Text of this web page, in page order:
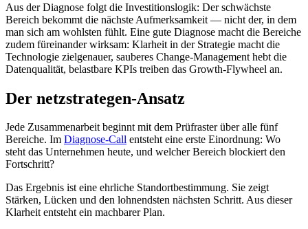
Aus der Diagnose folgt die Investitionslogik: Der schwächste
Bereich bekommt die nächste Aufmerksamkeit — nicht der, in dem
man sich am wohlsten fühlt. Eine gute Diagnose macht die Bereiche
zudem füreinander wirksam: Klarheit in der Strategie macht die
Technologie zielgenauer, sauberes Change-Management hebt die
Datenqualität, belastbare KPIs treiben das Growth-Flywheel an.
Der netzstrategen-Ansatz
Jede Zusammenarbeit beginnt mit dem Prüfraster über alle fünf
Bereiche. Im Diagnose-Call entsteht eine erste Einordnung: Wo
steht das Unternehmen heute, und welcher Bereich blockiert den
Fortschritt?
Das Ergebnis ist eine ehrliche Standortbestimmung. Sie zeigt
Stärken, Lücken und den lohnendsten nächsten Schritt. Aus dieser
Klarheit entsteht ein machbarer Plan.